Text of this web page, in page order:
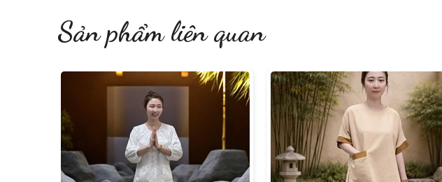
Sản phẩm liên quan